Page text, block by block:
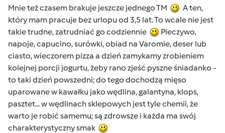
Mnie też czasem brakuje jeszcze jednego TM
A ten,
który mam pracuje bez urlopu od 3,5 lat. To wcale nie jest
takie trudne, zatrudniać go codziennie
Pieczywo,
napoje, capucino, surówki, obiad na Varomie, deser lub
ciasto, wieczorem pizza a dzień zamykamy zrobieniem
kolejnej porcji jogurtu, żeby rano zjeść pyszne śniadanko -
to taki dzień powszedni; do tego dochodzą mięso
uparowane w kawałku jako wędlina, galantyna, klops,
pasztet... w wędlinach sklepowych jest tyle chemii, że
warto je robić samemu; są zdrowsze i każda ma swój
charakterystyczny smak